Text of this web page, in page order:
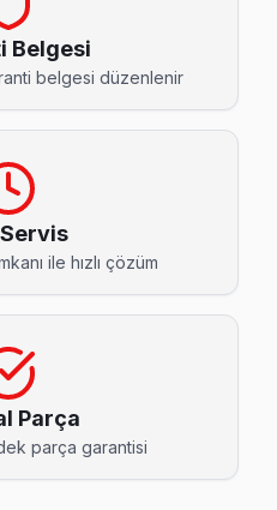
TV servisinde şeffaf
Arıza →
için Hisense TV fiyat teklifi
internet bağlantısı
→
Belgesi
belgesi düzenlenir
Servis
ile hızlı çözüm
Parça
parça garantisi